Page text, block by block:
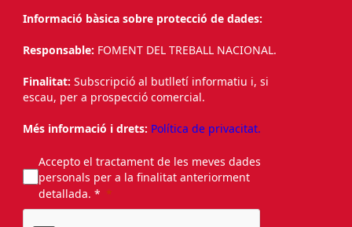
Informació bàsica sobre protecció de dades:
Responsable: FOMENT DEL TREBALL NACIONAL.
Finalitat: Subscripció al butlletí informatiu i, si
escau, per a prospecció comercial.
Més informació i drets: Política de privacitat.
Accepto el tractament de les meves dades
personals per a la finalitat anteriorment
detallada. *